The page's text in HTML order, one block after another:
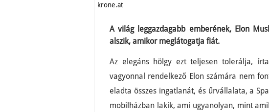
krone.at
A világ leggazdagabb emberének, Elon
alszik, amikor meglátogatja fiát.
Az elegáns hölgy ezt teljesen tolerálja,
vagyonnal rendelkező Elon számára nem
eladta összes ingatlanát, és űrvállalata, a
mobilházban lakik, ami ugyanolyan, mint